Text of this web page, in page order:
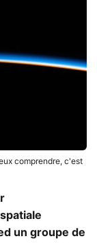
comprendre, c'est
un groupe de